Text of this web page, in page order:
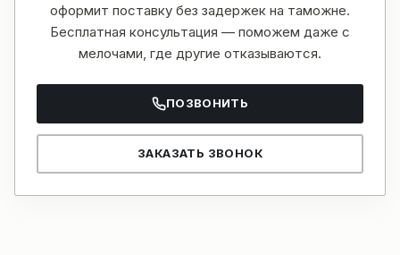
оформит поставку без задержек на таможне.
Бесплатная консультация — поможем даже с
мелочами, где другие отказываются.
ПОЗВОНИТЬ
ЗАКАЗАТЬ ЗВОНОК